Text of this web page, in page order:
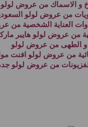
و الاسماك من عروض
من عروض لولو
العناية الشخصية من
من عروض لولو هايبر
و الطهى من عروض لولو
من عروض لولو افنت
من عروض لولو